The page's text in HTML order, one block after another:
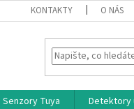
KONTAKTY O NÁS
Senzory Tuya Detektory